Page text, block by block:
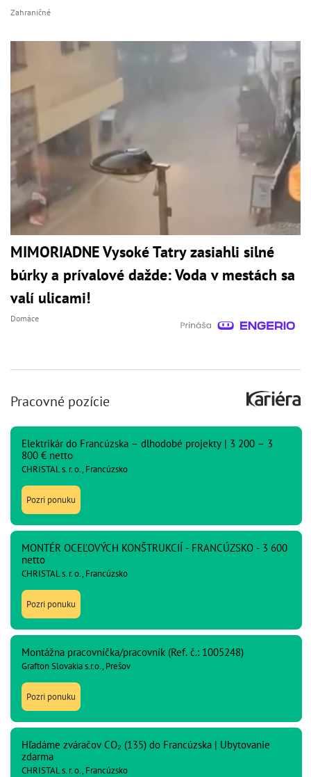
Zahraničné
MIMORIADNE Vysoké Tatry zasiahli silné
búrky a prívalové dažde: Voda v mestách sa
valí ulicami!
Domáce
Pracovné pozície
Elektrikár do Francúzska – dlhodobé projekty | 3 200 – 3
800 € netto
CHRISTAL s. r. o., Francúzsko
Pozri ponuku
MONTÉR OCEĽOVÝCH KONŠTRUKCIÍ - FRANCÚZSKO - 3 600
netto
CHRISTAL s. r. o., Francúzsko
Pozri ponuku
Montážna pracovníčka/pracovník (Ref. č.: 1005248)
Grafton Slovakia s.r.o., Prešov
Pozri ponuku
Hľadáme zváračov CO₂ (135) do Francúzska | Ubytovanie
zdarma
CHRISTAL s. r. o., Francúzsko